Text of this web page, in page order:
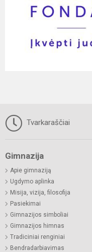
Tvarkaraščiai
Gimnazija
Apie gimnaziją
Ugdymo aplinka
Misija, vizija, filosofija
Pasiekimai
Gimnazijos simboliai
Gimnazijos himnas
Tradiciniai renginiai
Bendradarbiavimas